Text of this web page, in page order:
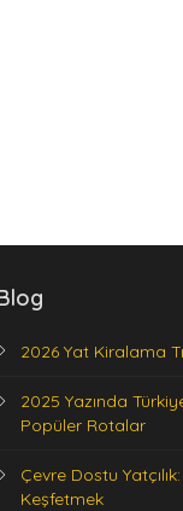
2026 Yat Kiralama
2025 Yazında
Popüler Rotalar
Çevre Dostu
Keşfetmek